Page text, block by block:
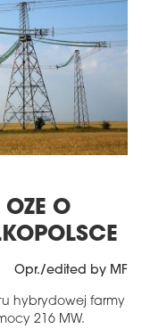
OZE O
Opr./edited by MF
hybrydowej farmy
216 MW.